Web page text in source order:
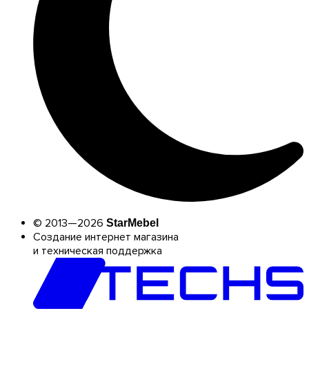
© 2013—2026 StarMebel
Создание интернет магазина
и техническая поддержка